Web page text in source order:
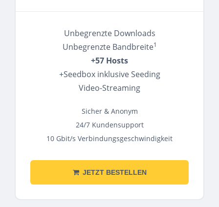
Unbegrenzte Downloads
Unbegrenzte Bandbreite1
+57 Hosts
+Seedbox inklusive Seeding
Video-Streaming
Sicher & Anonym
24/7 Kundensupport
10 Gbit/s Verbindungsgeschwindigkeit
JETZT BESTELLEN